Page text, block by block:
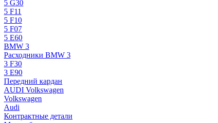
5 G30
5 F11
5 F10
5 F07
5 E60
BMW 3
Расходники BMW 3
3 F30
3 E90
Передний кардан
AUDI Volkswagen
Volkswagen
Audi
Контрактные детали